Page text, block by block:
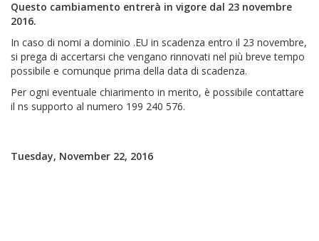
Questo cambiamento entrerà in vigore dal 23 novembre
2016.
In caso di nomi a dominio .EU in scadenza entro il 23 novembre,
si prega di accertarsi che vengano rinnovati nel più breve tempo
possibile e comunque prima della data di scadenza.
Per ogni eventuale chiarimento in merito, è possibile contattare
il ns supporto al numero 199 240 576.
Tuesday, November 22, 2016